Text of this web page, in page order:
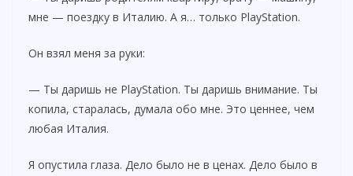
мне — поездку в Италию. А я… только PlayStation.
Он взял меня за руки:
— Ты даришь не PlayStation. Ты даришь внимание. Ты
копила, старалась, думала обо мне. Это ценнее, чем
любая Италия.
Я опустила глаза. Дело было не в ценах. Дело было в